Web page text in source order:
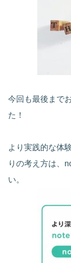
今回も最後まで
た！
より実践的な体
りの考え方は、
い。